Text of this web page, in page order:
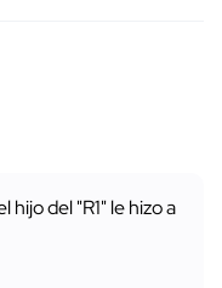
hijo del "R1" le hizo a